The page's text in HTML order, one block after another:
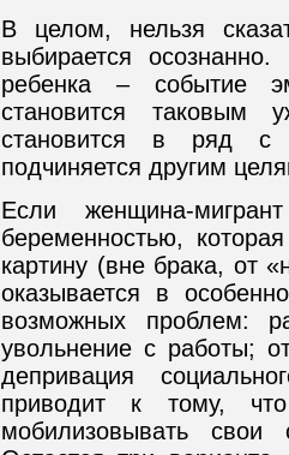
В целом, нельзя
выбирается
ребенка – событие
становится таковым
становится в ряд с
подчиняется другим
Если женщина-
беременностью,
картину (вне брака, от
оказывается в
возможных проблем:
увольнение с работы;
депривация
приводит к тому,
мобилизовывать